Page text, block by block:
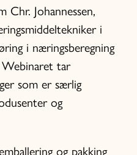
Johannessen,
i
i næringsberegning
Webinaret tar
som er særlig
og
og pakking